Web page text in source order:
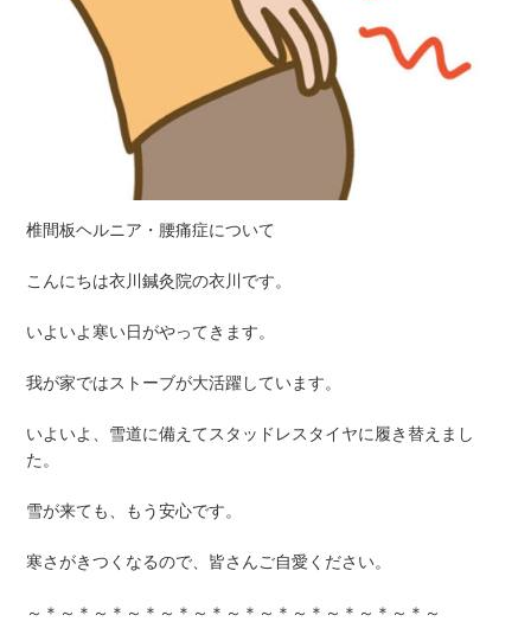
椎間板ヘルニア・腰痛症について
こんにちは衣川鍼灸院の衣川です。
いよいよ寒い日がやってきます。
我が家ではストーブが大活躍しています。
いよいよ、雪道に備えてスタッドレスタイヤに履き替えまし
た。
雪が来ても、もう安心です。
寒さがきつくなるので、皆さんご自愛ください。
～＊～＊～＊～＊～＊～＊～＊～＊～＊～＊～＊～＊～